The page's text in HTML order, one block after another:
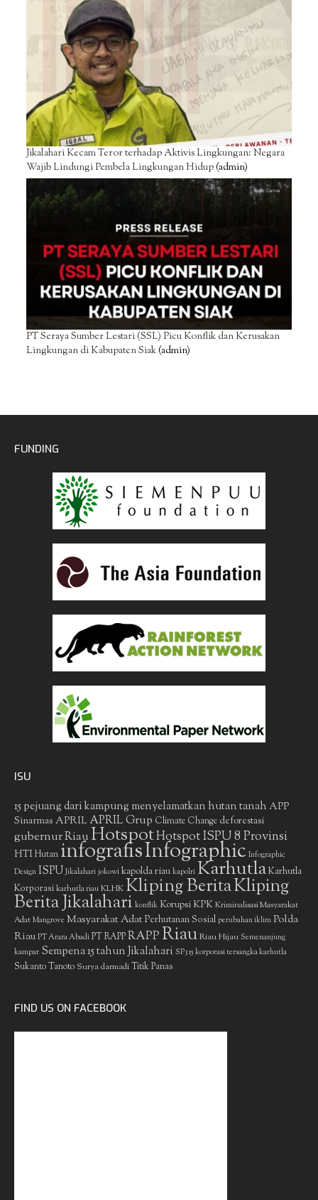
Jikalahari Kecam Teror terhadap Aktivis Lingkungan: Negara
Wajib Lindungi Pembela Lingkungan Hidup(admin)
PT Seraya Sumber Lestari (SSL) Picu Konflik dan Kerusakan
Lingkungan di Kabupaten Siak(admin)
FUNDING
ISU
15 pejuang dari kampung menyelamatkan hutan tanah APP
Sinarmas APRIL APRIL Grup Climate Change deforestasi
gubernur RiauHotspotHotspot ISPU 8 Provinsi
HTIHutan infografisInfographic Infographic
Design ISPU Jikalahari jokowi kapolda riau kapolri KarhutlaKarhutla
Korporasikarhutla riauKLHKKliping BeritaKliping
Berita Jikalahari konflik Korupsi KPKKriminalisasi Masyarakat
Adat Mangrove Masyarakat AdatPerhutanan Sosial perubahan iklim Polda
Riau PT Arara Abadi PT RAPPRAPPRiauRiau Hijau Semenanjung
kampar Sempena 15 tahun Jikalahari SP3 15 korporasi tersangka karhutla
Sukanto Tanoto Surya darmadiTitik Panas
FIND US ON FACEBOOK